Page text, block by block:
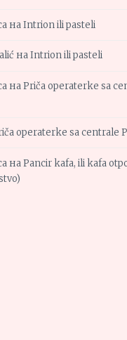
наIntrion ili pasteli
наIntrion ili pasteli
наPriča operaterke sa
operaterke sa centrale
наPancir kafa, ili kafa